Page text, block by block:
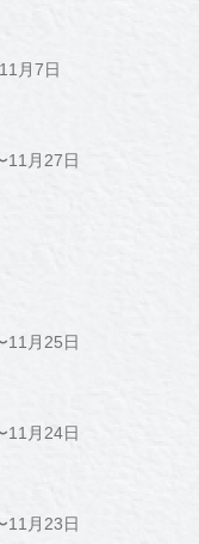
月7日
11月27日
11月25日
11月24日
11月23日